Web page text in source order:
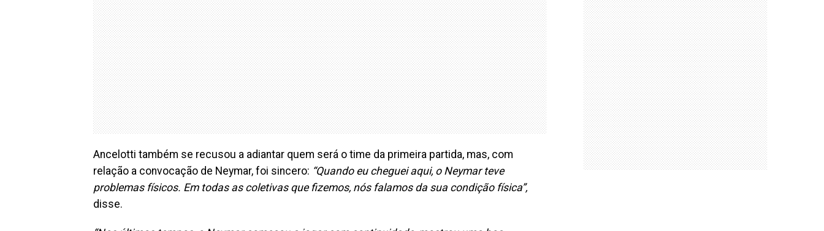
Ancelotti também se recusou a adiantar quem será o time da primeira partida, mas, com
relação a convocação de Neymar, foi sincero: “Quando eu cheguei aqui, o Neymar teve
problemas físicos. Em todas as coletivas que fizemos, nós falamos da sua condição física”,
disse.